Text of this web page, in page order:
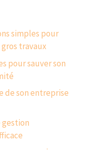
simples pour
travaux
pour sauver son
de son entreprise
gestion